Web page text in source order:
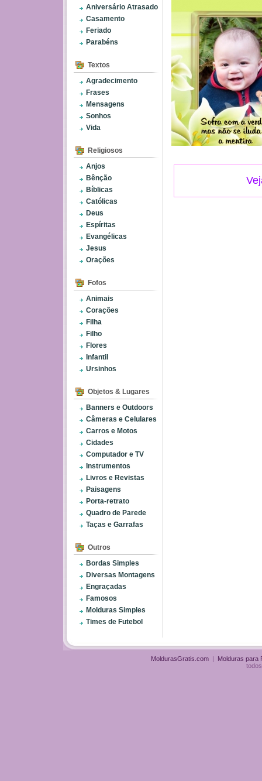
Aniversário Atrasado
Casamento
Feriado
Parabéns
Textos
Agradecimento
Frases
Mensagens
Sonhos
Vida
Religiosos
Anjos
Bênção
Bíblicas
Católicas
Deus
Espíritas
Evangélicas
Jesus
Orações
Fofos
Animais
Corações
Filha
Filho
Flores
Infantil
Ursinhos
Objetos & Lugares
Banners e Outdoors
Câmeras e Celulares
Carros e Motos
Cidades
Computador e TV
Instrumentos
Livros e Revistas
Paisagens
Porta-retrato
Quadro de Parede
Taças e Garrafas
Outros
Bordas Simples
Diversas Montagens
Engraçadas
Famosos
Molduras Simples
Times de Futebol
MoldurasGratis.com | Molduras